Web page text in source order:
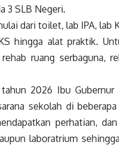
3 SLB Negeri.
dari toilet, lab IPA, lab
hingga alat praktik.
ruang serbaguna,
2026 Ibu
sekolah di
perhatian,
laboratrium